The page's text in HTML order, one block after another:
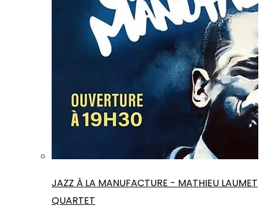
JAZZ À LA MANUFACTURE - MATHIEU LAUMET
QUARTET